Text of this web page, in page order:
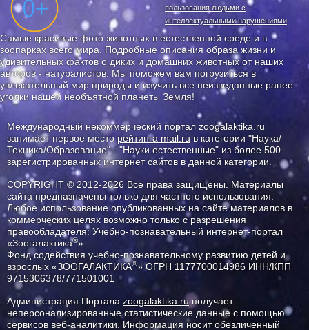
пользования людьми с
интеллектуальными нарушениями
Самые красивые фото животных в естественной среде и в
зоопарках всего мира. Подробные описания образа жизни и
удивительных фактов о диких и домашних животных от наших
авторов - натуралистов. Мы поможем вам погрузиться в
увлекательный мир природы и изучить все неизведанные ранее
уголки нашей необъятной планеты Земля!
Международный некоммерческий портал zoogalaktika.ru
занимает первое месторейтинга mail.ru в категории "Наука/
Техника/Образование" - "Науки естественные" из более 500
зарегистрированных интернет сайтов в данной категории.
COPYRIGHT © 2012-2026 Все права защищены. Материалы
сайта предназначены только для частного использования.
Любое использование опубликованных на сайте материалов в
коммерческих целях возможно только с разрешения
правообладателя: Учебно-познавательный интернет-портал
«Зоогалактика®».
Фонд содействия учебно-познавательному развитию детей и
взрослых «ЗООГАЛАКТИКА®» ОГРН 1177700014986 ИНН/КПП
9715306378/771501001
Администрация Портала zoogalaktika.ruполучает
неперсонализированные статистические данные с помощью
сервисов веб-аналитики. Информация носит обезличенный